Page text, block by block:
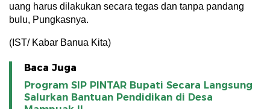
uang harus dilakukan secara tegas dan tanpa pandang
bulu, Pungkasnya.
(IST/ Kabar Banua Kita)
Baca Juga
Program SIP PINTAR Bupati Secara Langsung
Salurkan Bantuan Pendidikan di Desa